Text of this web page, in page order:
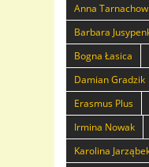
Anna
Barbara
Bogna Łasica
Damian Gradzik
Erasmus Plus
Irmina Nowak
Karolina